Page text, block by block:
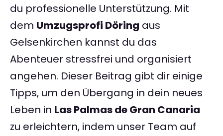
du professionelle Unterstützung. Mit
dem Umzugsprofi Döring aus
Gelsenkirchen kannst du das
Abenteuer stressfrei und organisiert
angehen. Dieser Beitrag gibt dir einige
Tipps, um den Übergang in dein neues
Leben in Las Palmas de Gran Canaria
zu erleichtern, indem unser Team auf